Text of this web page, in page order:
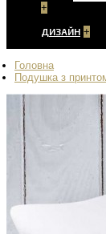
+
ДИЗАЙН +
Головна
Подушка з